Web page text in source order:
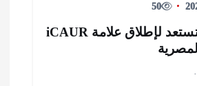
جي بي أوتو تستعد لإطلاق علامة iCAUR